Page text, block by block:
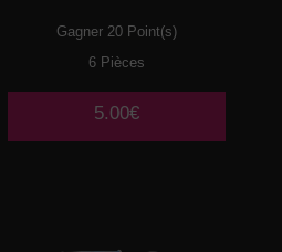
Gagner 20 Point(s)
6 Pièces
5.00€